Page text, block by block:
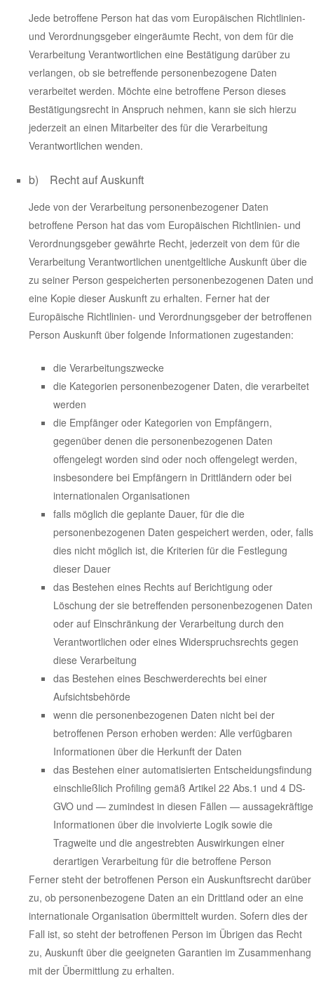
Jede betroffene Person hat das vom Europäischen Richtlinien-
und Verordnungsgeber eingeräumte Recht, von dem für die
Verarbeitung Verantwortlichen eine Bestätigung darüber zu
verlangen, ob sie betreffende personenbezogene Daten
verarbeitet werden. Möchte eine betroffene Person dieses
Bestätigungsrecht in Anspruch nehmen, kann sie sich hierzu
jederzeit an einen Mitarbeiter des für die Verarbeitung
Verantwortlichen wenden.
b) Recht auf Auskunft
Jede von der Verarbeitung personenbezogener Daten
betroffene Person hat das vom Europäischen Richtlinien- und
Verordnungsgeber gewährte Recht, jederzeit von dem für die
Verarbeitung Verantwortlichen unentgeltliche Auskunft über die
zu seiner Person gespeicherten personenbezogenen Daten und
eine Kopie dieser Auskunft zu erhalten. Ferner hat der
Europäische Richtlinien- und Verordnungsgeber der betroffenen
Person Auskunft über folgende Informationen zugestanden:
die Verarbeitungszwecke
die Kategorien personenbezogener Daten, die verarbeitet
werden
die Empfänger oder Kategorien von Empfängern,
gegenüber denen die personenbezogenen Daten
offengelegt worden sind oder noch offengelegt werden,
insbesondere bei Empfängern in Drittländern oder bei
internationalen Organisationen
falls möglich die geplante Dauer, für die die
personenbezogenen Daten gespeichert werden, oder, falls
dies nicht möglich ist, die Kriterien für die Festlegung
dieser Dauer
das Bestehen eines Rechts auf Berichtigung oder
Löschung der sie betreffenden personenbezogenen Daten
oder auf Einschränkung der Verarbeitung durch den
Verantwortlichen oder eines Widerspruchsrechts gegen
diese Verarbeitung
das Bestehen eines Beschwerderechts bei einer
Aufsichtsbehörde
wenn die personenbezogenen Daten nicht bei der
betroffenen Person erhoben werden: Alle verfügbaren
Informationen über die Herkunft der Daten
das Bestehen einer automatisierten Entscheidungsfindung
einschließlich Profiling gemäß Artikel 22 Abs.1 und 4 DS-
GVO und — zumindest in diesen Fällen — aussagekräftige
Informationen über die involvierte Logik sowie die
Tragweite und die angestrebten Auswirkungen einer
derartigen Verarbeitung für die betroffene Person
Ferner steht der betroffenen Person ein Auskunftsrecht darüber
zu, ob personenbezogene Daten an ein Drittland oder an eine
internationale Organisation übermittelt wurden. Sofern dies der
Fall ist, so steht der betroffenen Person im Übrigen das Recht
zu, Auskunft über die geeigneten Garantien im Zusammenhang
mit der Übermittlung zu erhalten.